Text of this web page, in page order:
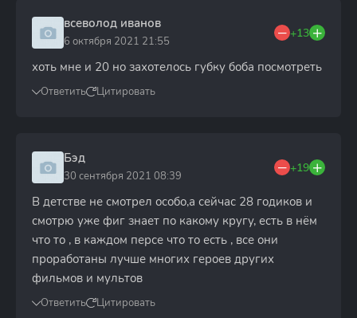
всеволод иванов
6 октября 2021 21:55
+13
хоть мне и 20 но захотелось губку боба посмотреть
Ответить Цитировать
Бэд
30 сентября 2021 08:39
+19
В детстве не смотрел особо,а сейчас 28 годиков и
смотрю уже фиг знает по какому кругу, есть в нём
что то , в каждом персе что то есть , все они
проработаны лучше многих героев других
фильмов и мультов
Ответить Цитировать